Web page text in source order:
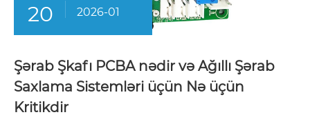
20 2026-01
Şərab Şkafı PCBA nədir və Ağıllı Şərab
Saxlama Sistemləri üçün Nə üçün
Kritikdir